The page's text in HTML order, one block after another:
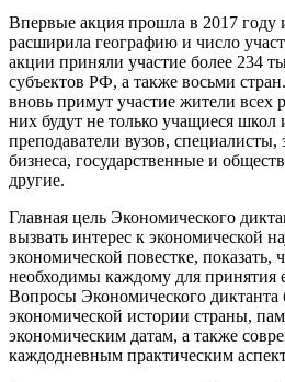
Впервые акция прошла в 2017 году
расширила географию и число
акции приняли участие более 234
субъектов РФ, а также восьми
вновь примут участие жители всех
них будут не только учащиеся школ
преподаватели вузов, специалисты,
бизнеса, государственные и
другие.
Главная цель Экономического
вызвать интерес к экономической
экономической повестке, показать,
необходимы каждому для
Вопросы Экономического диктанта
экономической истории страны,
экономическим датам, а также
каждодневным практическим